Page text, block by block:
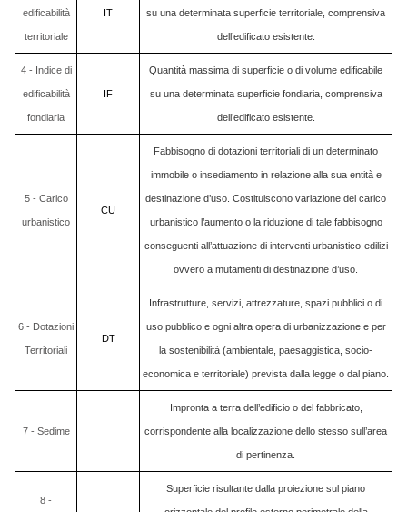
edificabilità
territoriale
IT su una determinata superficie territoriale, comprensiva
dell’edificato esistente.
4 - Indice di
edificabilità
fondiaria
IF
Quantità massima di superficie o di volume edificabile
su una determinata superficie fondiaria, comprensiva
dell’edificato esistente.
5 - Carico
urbanistico
CU
Fabbisogno di dotazioni territoriali di un determinato
immobile o insediamento in relazione alla sua entità e
destinazione d’uso. Costituiscono variazione del carico
urbanistico l’aumento o la riduzione di tale fabbisogno
conseguenti all’attuazione di interventi urbanistico-edilizi
ovvero a mutamenti di destinazione d’uso.
6 - Dotazioni
Territoriali
DT
Infrastrutture, servizi, attrezzature, spazi pubblici o di
uso pubblico e ogni altra opera di urbanizzazione e per
la sostenibilità (ambientale, paesaggistica, socio-
economica e territoriale) prevista dalla legge o dal piano.
7 - Sedime
Impronta a terra dell’edificio o del fabbricato,
corrispondente alla localizzazione dello stesso sull’area
di pertinenza.
8 -
Superficie risultante dalla proiezione sul piano